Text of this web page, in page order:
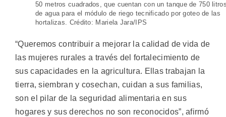
50 metros cuadrados, que cuentan con un tanque de 750
de agua para el módulo de riego tecnificado por goteo de las
hortalizas. Crédito: Mariela Jara/IPS
“Queremos contribuir a mejorar la calidad de vida de
las mujeres rurales a través del fortalecimiento de
sus capacidades en la agricultura. Ellas trabajan la
tierra, siembran y cosechan, cuidan a sus familias,
son el pilar de la seguridad alimentaria en sus
hogares y sus derechos no son reconocidos”, afirmó